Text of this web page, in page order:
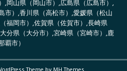
,岡山県（岡山市）,広島県（広島市）,
市）,香川県（高松市）,愛媛県（松山
福岡市）,佐賀県（佐賀市）,長崎県
分県（大分市）,宮崎県（宮崎市）,鹿
市）